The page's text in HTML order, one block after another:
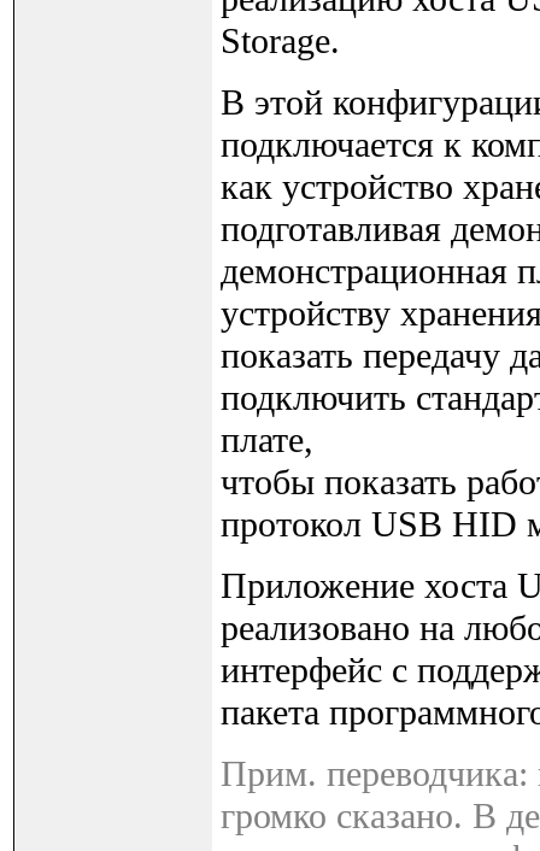
Storage.
В этой
подключается к
как устройство
подготавливая
демонстрационная
устройству
показать
подключить
плате,
чтобы показать
протокол USB
Приложение хоста
реализовано на
интерфейс с
пакета
Прим.
громко сказано. В